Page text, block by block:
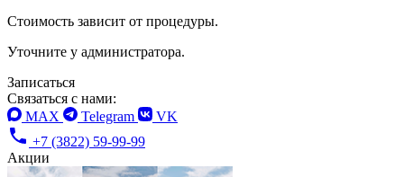
Стоимость зависит от процедуры.
Уточните у администратора.
Записаться
Связаться с нами:
MAX
Telegram
VK
+7 (3822) 59-99-99
Акции